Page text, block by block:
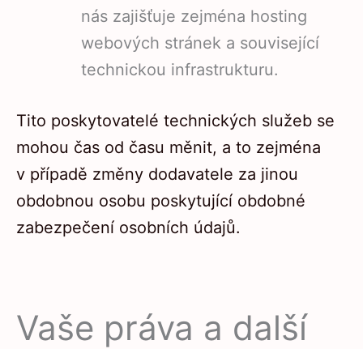
nás zajišťuje zejména hosting
webových stránek a související
technickou infrastrukturu.
Tito poskytovatelé technických služeb se
mohou čas od času měnit, a to zejména
v případě změny dodavatele za jinou
obdobnou osobu poskytující obdobné
zabezpečení osobních údajů.
Vaše práva a další